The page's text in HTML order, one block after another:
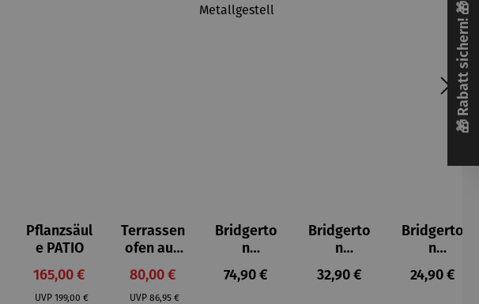
Preis:
Pflanzsäul
e PATIO
Verkaufspreis:
165,00 €
UVP Regulärer Preis:
199,00 €
Terrassen
ofen aus
Gusseisen
Verkaufspreis:
80,00 €
UVP Regulärer Preis:
86,95 €
Bridgerto
n
Espressot
assen Set
Regulärer Preis:
74,90 €
Bridgerto
n
Espresso
becher
Regulärer Preis:
32,90 €
Bridgerto
n
Zuckerdo
se aus
Regulärer
24,90 €
🎁 Rabatt sichern! 🎁